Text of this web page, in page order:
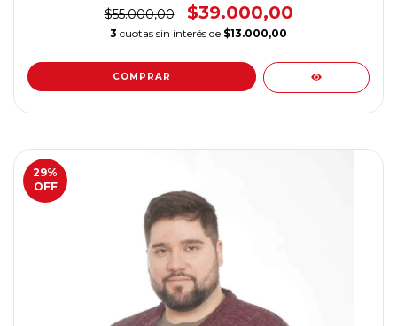
$55.000,00 $39.000,00
3 cuotas sin interés de $13.000,00
COMPRAR
29%
OFF